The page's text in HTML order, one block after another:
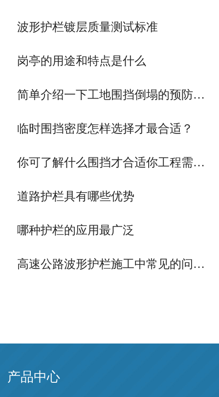
波形护栏镀层质量测试标准
岗亭的用途和特点是什么
简单介绍一下工地围挡倒塌的预防…
临时围挡密度怎样选择才最合适？
你可了解什么围挡才合适你工程需…
道路护栏具有哪些优势
哪种护栏的应用最广泛
高速公路波形护栏施工中常见的问…
产品中心